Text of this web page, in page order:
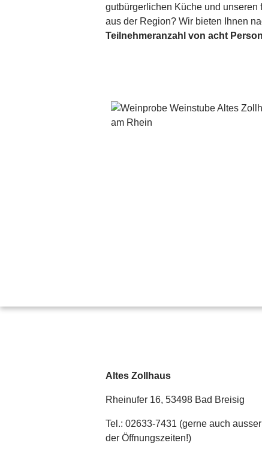
gutbürgerlichen Küche und unseren
aus der Region? Wir bieten Ihnen
Teilnehmeranzahl von acht
Altes Zollhaus
Rheinufer 16, 53498 Bad Breisig
Tel.: 02633-7431 (gerne auch
der Öffnungszeiten!)